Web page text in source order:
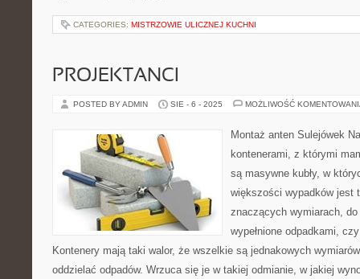
CATEGORIES: MISTRZOWIE ULICZNEJ KUCHNI
PROJEKTANCI
POSTED BY ADMIN SIE - 6 - 2025 MOŻLIWOŚĆ
Montaż anten Sulejówek
kontenerami, z którymi
są masywne kubły, w
większości wypadków jest
znaczących wymiarach,
wypełnione odpadkami,
Kontenery mają taki walor, że wszelkie są jednakowych
oddzielać odpadów. Wrzuca się je w takiej odmianie, w jakiej